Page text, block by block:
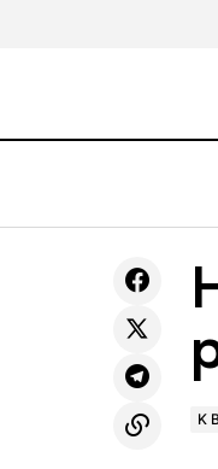
recessione,
K